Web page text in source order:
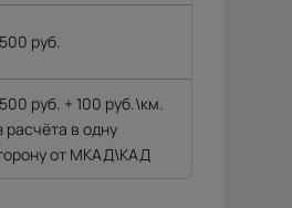
руб.
руб. + 100 руб.\км.
расчёта в одну
от МКАД\КАД